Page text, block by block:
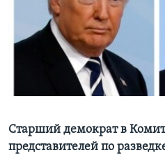
Learning English
СОЦИАЛЬНЫЕ СЕТИ
Языки
Старший демократ в
представителей по